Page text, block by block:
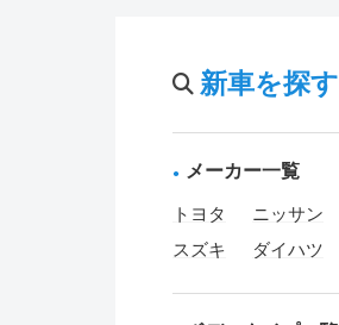
新車を探す
メーカー一覧
トヨタ ニッサン
スズキ
ダイハツ